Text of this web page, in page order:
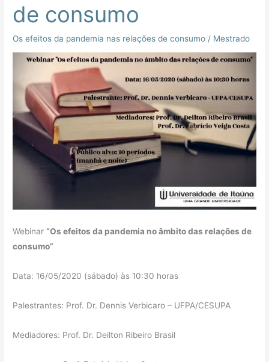
de consumo
Os efeitos da pandemia nas relações de consumo / Mestrado
Webinar“Os efeitos da pandemia no âmbito das relações de
consumo”
Data: 16/05/2020 (sábado) às 10:30 horas
Palestrantes: Prof. Dr. Dennis Verbicaro – UFPA/CESUPA
Mediadores: Prof. Dr. Deilton Ribeiro Brasil